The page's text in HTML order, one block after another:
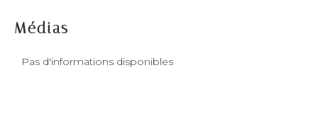
Médias
Pas d'informations disponibles